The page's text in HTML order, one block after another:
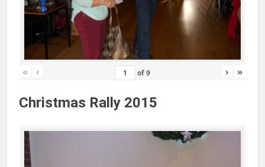
« ‹ of9 › »
Christmas Rally 2015